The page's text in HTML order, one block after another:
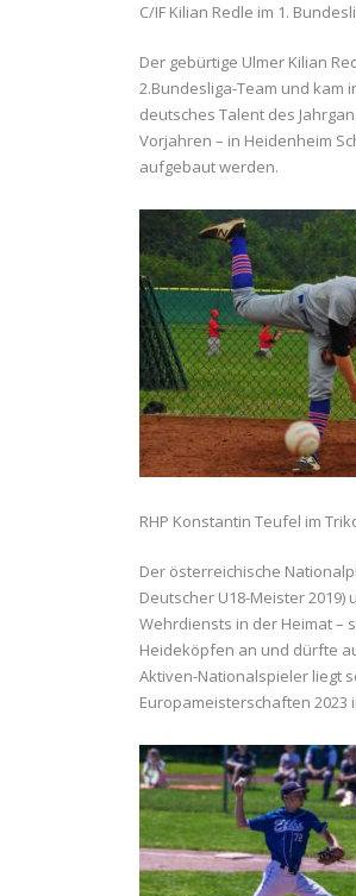
C/IF Kilian Redle im 1.
Der gebürtige Ulmer Kilian
2.Bundesliga-Team und kam
deutsches Talent des
Vorjahren – in Heidenheim
aufgebaut werden.
RHP Konstantin Teufel im
Der österreichische
Deutscher U18-Meister
Wehrdiensts in der Heimat –
Heideköpfen an und dürfte
Aktiven-Nationalspieler liegt
Europameisterschaften 2023